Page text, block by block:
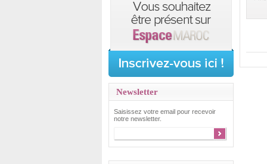
Newsletter
Saisissez votre email pour recevoir
notre newsletter.